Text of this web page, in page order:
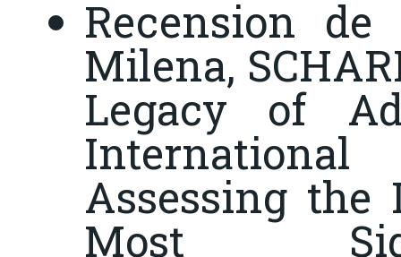
Recension de
Milena,
Legacy of
Assessing the
Most